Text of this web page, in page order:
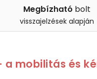
Megbízható bolt
visszajelzések alapján
mobilitás és